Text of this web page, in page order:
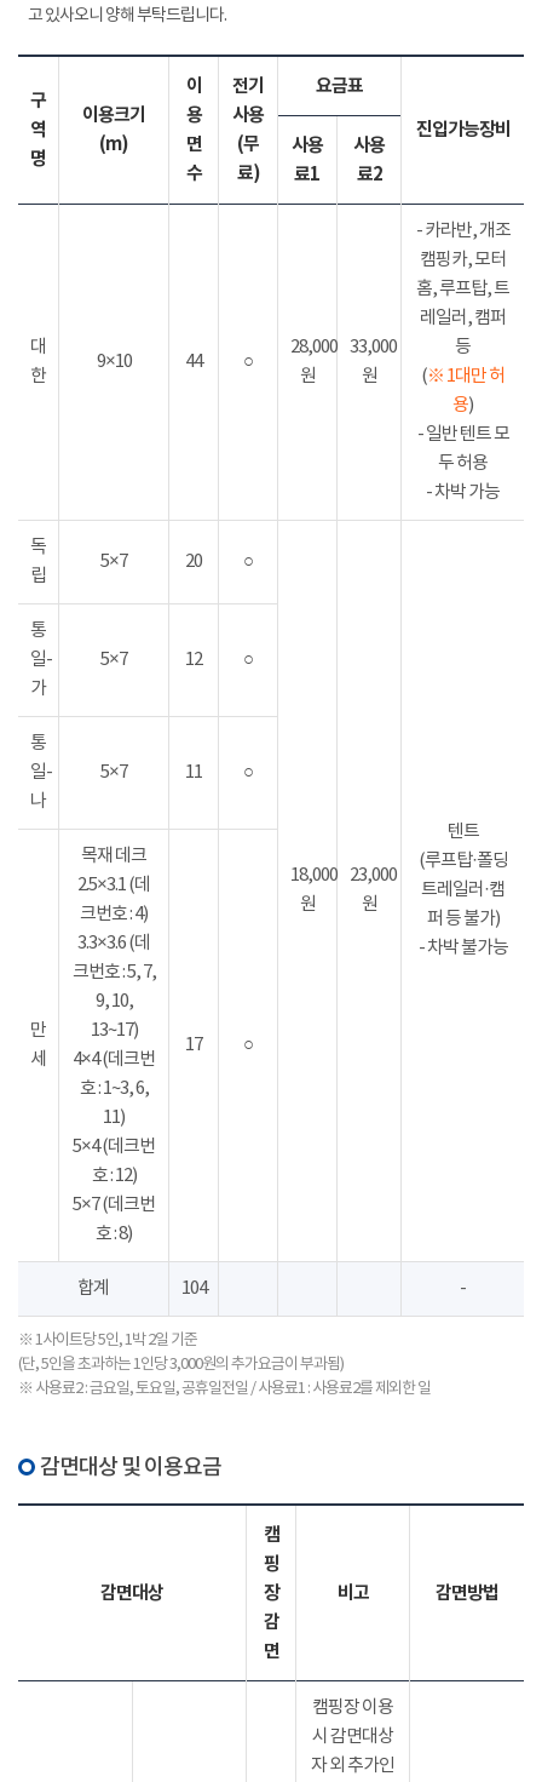
고 있사오니 양해 부탁드립니다.
구
역
명
이용크기
(m)
이
용
면
수
전기
사용
(무
료)
요금표
진입가능장비
사용
료1
사용
료2
대
한
9×10 44 ○
28,000
원
33,000
원
- 카라반, 개조
캠핑카, 모터
홈, 루프탑, 트
레일러, 캠퍼
등
(※ 1대만 허
용)
- 일반 텐트 모
두 허용
- 차박 가능
독
립
5×7 20 ○
18,000
원
23,000
원
텐트
(루프탑·폴딩
트레일러·캠
퍼 등 불가)
- 차박 불가능
통
일-
가
5×7 12 ○
통
일-
나
5×7 11 ○
만
세
목재 데크
2.5×3.1 (데
크번호 : 4)
3.3×3.6 (데
크번호 : 5, 7,
9, 10,
13~17)
4×4 (데크번
호 : 1~3, 6,
11)
5×4 (데크번
호 : 12)
5×7 (데크번
호 : 8)
17 ○
합계 104 -
※ 1사이트당 5인, 1박 2일 기준
(단, 5인을 초과하는 1인당 3,000원의 추가요금이 부과됨)
※ 사용료2 : 금요일, 토요일, 공휴일전일 / 사용료1 : 사용료2를 제외한 일
감면대상 및 이용요금
감면대상
캠
핑
장
감
면
비고 감면방법
캠핑장 이용
시 감면대상
자 외 추가인